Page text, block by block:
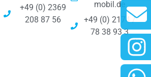
+49 (0) 2369
208 87 56
mobil.de
+49 (0) 2174 /
78 38 93 3